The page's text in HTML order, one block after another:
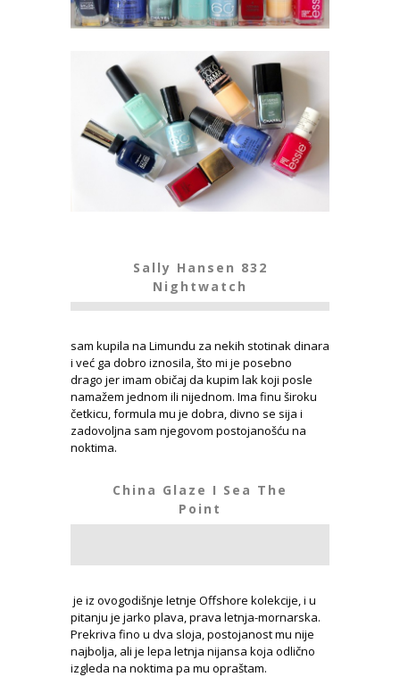
Sally Hansen 832
Nightwatch
sam kupila na Limundu za nekih stotinak dinara
i već ga dobro iznosila, što mi je posebno
drago jer imam običaj da kupim lak koji posle
namažem jednom ili nijednom. Ima finu široku
četkicu, formula mu je dobra, divno se sija i
zadovoljna sam njegovom postojanošću na
noktima.
China Glaze I Sea The
Point
je iz ovogodišnje letnje Offshore kolekcije, i u
pitanju je jarko plava, prava letnja-mornarska.
Prekriva fino u dva sloja, postojanost mu nije
najbolja, ali je lepa letnja nijansa koja odlično
izgleda na noktima pa mu opraštam.